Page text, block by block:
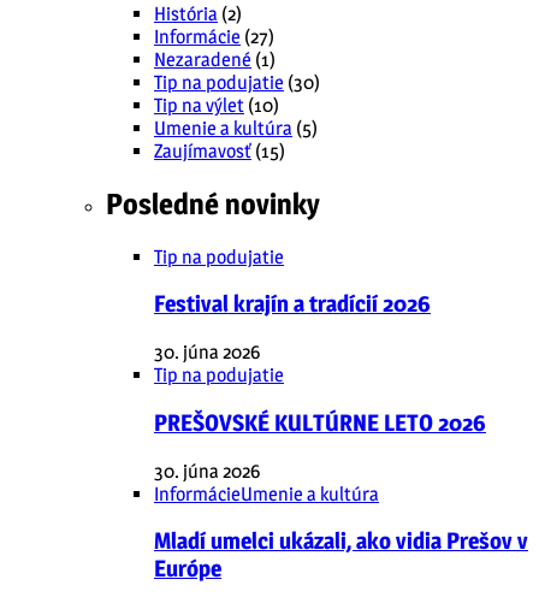
História (2)
Informácie (27)
Nezaradené (1)
Tip na podujatie (30)
Tip na výlet (10)
Umenie a kultúra (5)
Zaujímavosť (15)
Posledné novinky
Tip na podujatie
Festival krajín a tradícií 2026
30. júna 2026
Tip na podujatie
PREŠOVSKÉ KULTÚRNE LETO 2026
30. júna 2026
InformácieUmenie a kultúra
Mladí umelci ukázali, ako vidia Prešov v
Európe